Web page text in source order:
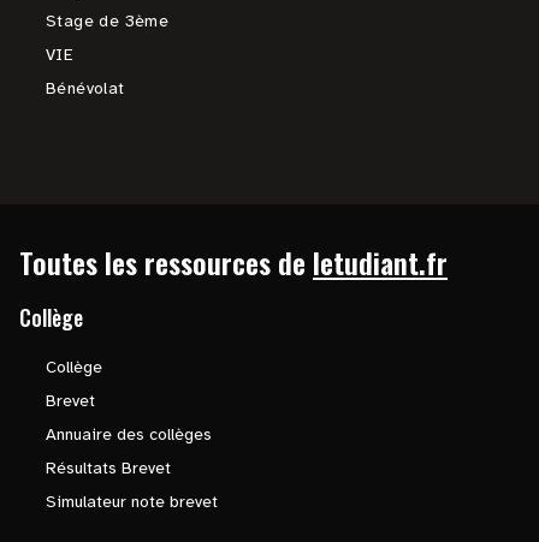
Stage de 3ème
VIE
Bénévolat
Toutes les ressources de letudiant.fr
Collège
Collège
Brevet
Annuaire des collèges
Résultats Brevet
Simulateur note brevet